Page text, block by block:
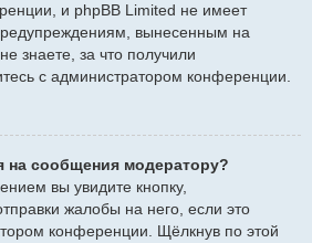
и phpBB Limited не имеет
вынесенным на
знаете, за что получили
с администратором конференции.
на сообщения модератору?
вы увидите кнопку,
жалобы на него, если это
конференции. Щёлкнув по этой